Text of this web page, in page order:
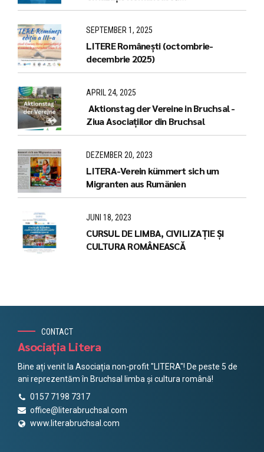
(LCCR),Bruchsal /Pforzheim
SEPTEMBER 1, 2025
LITERE Românești (octombrie-
decembrie 2025)
APRIL 24, 2025
Aktionstag der Vereine in Bruchsal -
Ziua Asociațiilor din Bruchsal
DEZEMBER 20, 2023
LITERA-Verein kümmert sich um
Migranten aus Rumänien
JUNI 18, 2023
CURSUL DE LIMBA, CIVILIZAȚIE ȘI
CULTURA ROMÂNEASCĂ
CONTACT
Asociația Litera
Bine ați venit la Asociația non-profit "LITERA"! De peste 5 de
ani reprezentăm în Bruchsal limba și cultura română!
0157 7198 7317
office@literabruchsal.com
www.literabruchsal.com